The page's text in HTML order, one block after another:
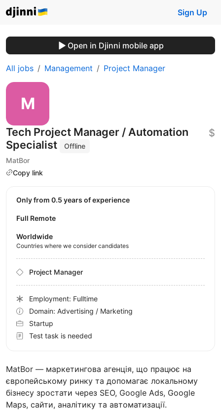
Sign Up
Open in Djinni mobile app
All jobs Management Project Manager
Tech Project Manager / Automation
Specialist
Offline
MatBor
Copy link
$
MatBor — маркетингова агенція, що працює на
європейському ринку та допомагає локальному
бізнесу зростати через SEO, Google Ads, Google
Maps, сайти, аналітику та автоматизації.
Only from 0.5 years of experience
Full Remote
Worldwide
Countries where we consider candidates
Project Manager
Employment: Fulltime
Domain: Advertising / Marketing
Startup
Test task is needed